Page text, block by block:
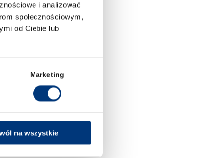
i analizować
społecznościowym,
od Ciebie lub
Marketing
na wszystkie